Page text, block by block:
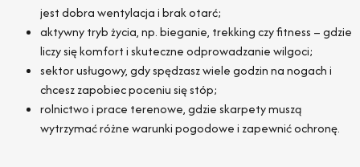
jest dobra wentylacja i brak otarć;
aktywny tryb życia, np. bieganie, trekking czy fitness – gdzie
liczy się komfort i skuteczne odprowadzanie wilgoci;
sektor usługowy, gdy spędzasz wiele godzin na nogach i
chcesz zapobiec poceniu się stóp;
rolnictwo i prace terenowe, gdzie skarpety muszą
wytrzymać różne warunki pogodowe i zapewnić ochronę.